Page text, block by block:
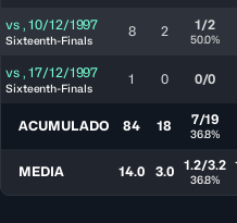
vs ,10/12/1997
Sixteenth-Finals
8 2 1/2
50.0%
vs ,17/12/1997
Sixteenth-Finals
1 0 0/0
ACUMULADO 84 18 7/19
36.8%
MEDIA 14.0 3.0 1.2/3.2
36.8%